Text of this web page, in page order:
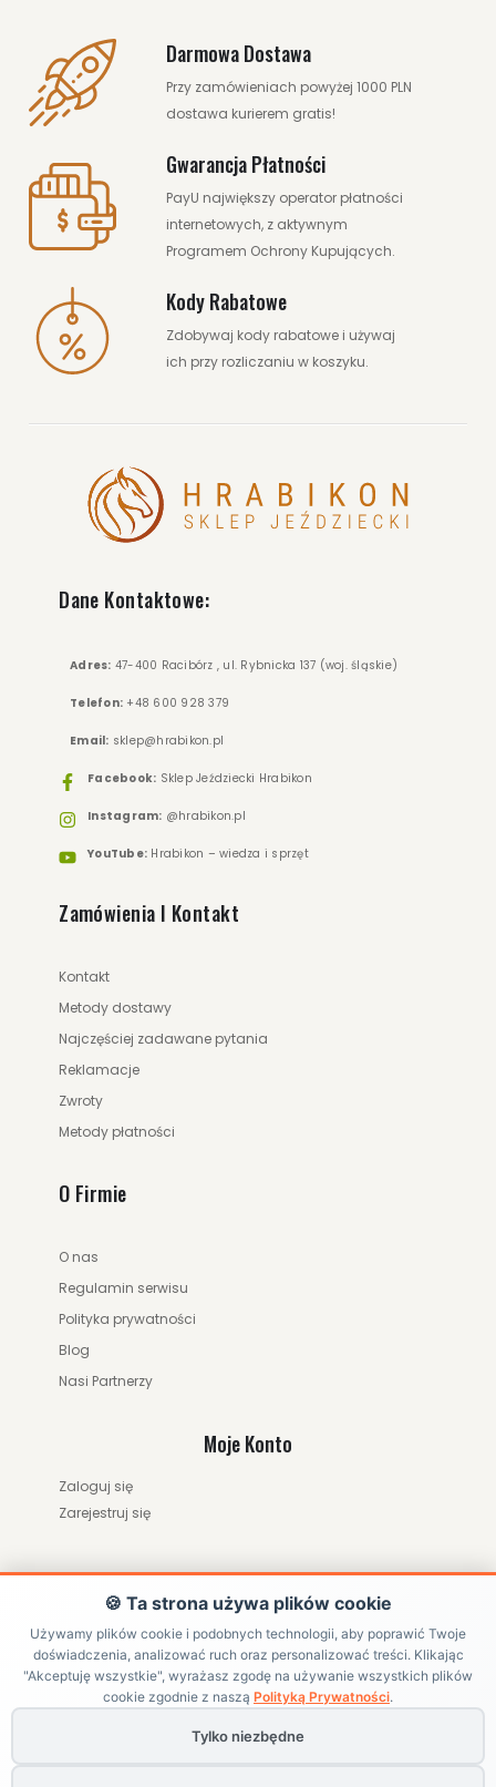
Darmowa Dostawa
Przy zamówieniach powyżej 1000 PLN
dostawa kurierem gratis!
Gwarancja Płatności
PayU największy operator płatności
internetowych, z aktywnym
Programem Ochrony Kupujących.
Kody Rabatowe
Zdobywaj kody rabatowe i używaj
ich przy rozliczaniu w koszyku.
Dane Kontaktowe:
Adres: 47-400 Racibórz , ul. Rybnicka 137 (woj. śląskie)
Telefon: +48 600 928 379
Email: sklep@hrabikon.pl
Facebook: Sklep Jeździecki Hrabikon
Instagram: @hrabikon.pl
YouTube: Hrabikon – wiedza i sprzęt
Zamówienia I Kontakt
Kontakt
Metody dostawy
Najczęściej zadawane pytania
Reklamacje
Zwroty
Metody płatności
O Firmie
O nas
Regulamin serwisu
Polityka prywatności
Blog
Nasi Partnerzy
Moje Konto
Zaloguj się
Zarejestruj się
ZWRÓĆ ZAMÓWIENIE / ODSTĄP OD UMOWY
🍪 Ta strona używa plików cookie
Używamy plików cookie i podobnych technologii, aby poprawić Twoje
doświadczenia, analizować ruch oraz personalizować treści. Klikając
"Akceptuję wszystkie", wyrażasz zgodę na używanie wszystkich plików
cookie zgodnie z naszą Polityką Prywatności.
Tylko niezbędne